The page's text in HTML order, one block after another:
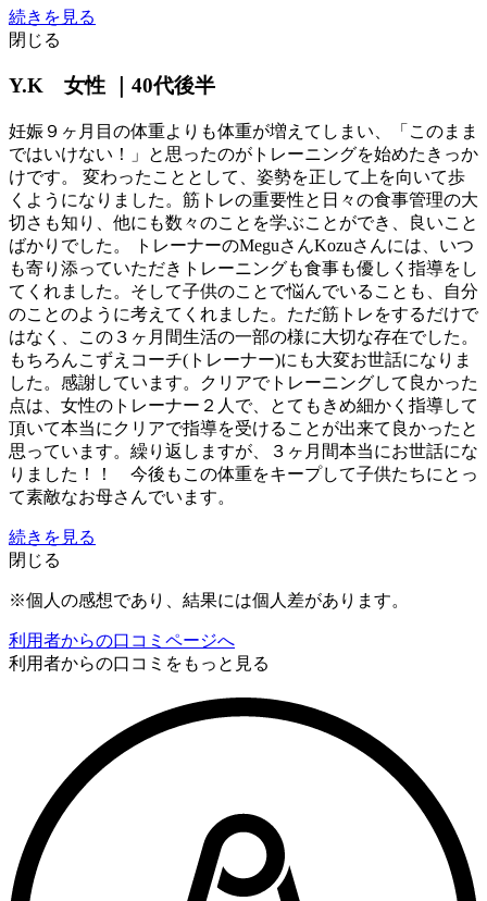
続きを見る
閉じる
Y.K 女性 ｜40代後半
妊娠９ヶ月目の体重よりも体重が増えてしまい、「このまま
ではいけない！」と思ったのがトレーニングを始めたきっか
けです。 変わったこととして、姿勢を正して上を向いて歩
くようになりました。筋トレの重要性と日々の食事管理の大
切さも知り、他にも数々のことを学ぶことができ、良いこと
ばかりでした。 トレーナーのMeguさんKozuさんには、いつ
も寄り添っていただきトレーニングも食事も優しく指導をし
てくれました。そして子供のことで悩んでいることも、自分
のことのように考えてくれました。ただ筋トレをするだけで
はなく、この３ヶ月間生活の一部の様に大切な存在でした。
もちろんこずえコーチ(トレーナー)にも大変お世話になりま
した。感謝しています。クリアでトレーニングして良かった
点は、女性のトレーナー２人で、とてもきめ細かく指導して
頂いて本当にクリアで指導を受けることが出来て良かったと
思っています。繰り返しますが、３ヶ月間本当にお世話にな
りました！！ 今後もこの体重をキープして子供たちにとっ
て素敵なお母さんでいます。
続きを見る
閉じる
※個人の感想であり、結果には個人差があります。
利用者からの口コミページへ
利用者からの口コミをもっと見る